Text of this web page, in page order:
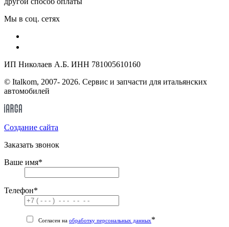
Мы в соц. сетях
ИП Николаев А.Б. ИНН 781005610160
© Italkom, 2007- 2026. Сервис и запчасти для итальянских
автомобилей
Cоздание сайта
Заказать звонок
Ваше имя*
Телефон*
Согласен на обработку персональных данных*